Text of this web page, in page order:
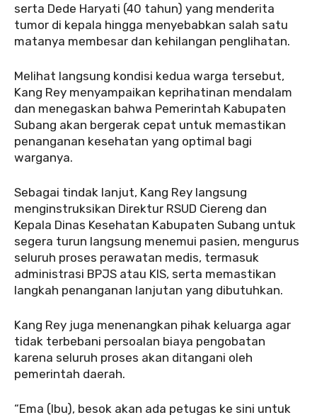
serta Dede Haryati (40 tahun) yang menderita
tumor di kepala hingga menyebabkan salah satu
matanya membesar dan kehilangan penglihatan.
Melihat langsung kondisi kedua warga tersebut,
Kang Rey menyampaikan keprihatinan mendalam
dan menegaskan bahwa Pemerintah Kabupaten
Subang akan bergerak cepat untuk memastikan
penanganan kesehatan yang optimal bagi
warganya.
Sebagai tindak lanjut, Kang Rey langsung
menginstruksikan Direktur RSUD Ciereng dan
Kepala Dinas Kesehatan Kabupaten Subang untuk
segera turun langsung menemui pasien, mengurus
seluruh proses perawatan medis, termasuk
administrasi BPJS atau KIS, serta memastikan
langkah penanganan lanjutan yang dibutuhkan.
Kang Rey juga menenangkan pihak keluarga agar
tidak terbebani persoalan biaya pengobatan
karena seluruh proses akan ditangani oleh
pemerintah daerah.
“Ema (Ibu), besok akan ada petugas ke sini untuk